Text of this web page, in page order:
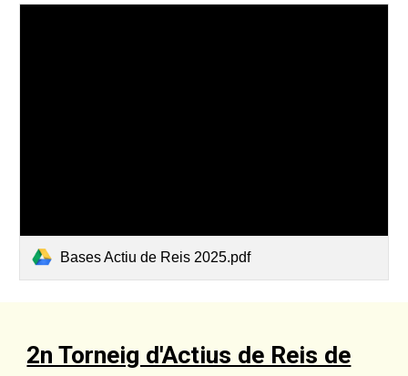
Bases Actiu de Reis 2025.pdf
2n Torneig d'Actius de Reis de